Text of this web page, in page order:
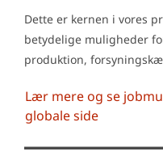
Dette er kernen i vores
betydelige muligheder
produktion,
Lær mere og se
globale side